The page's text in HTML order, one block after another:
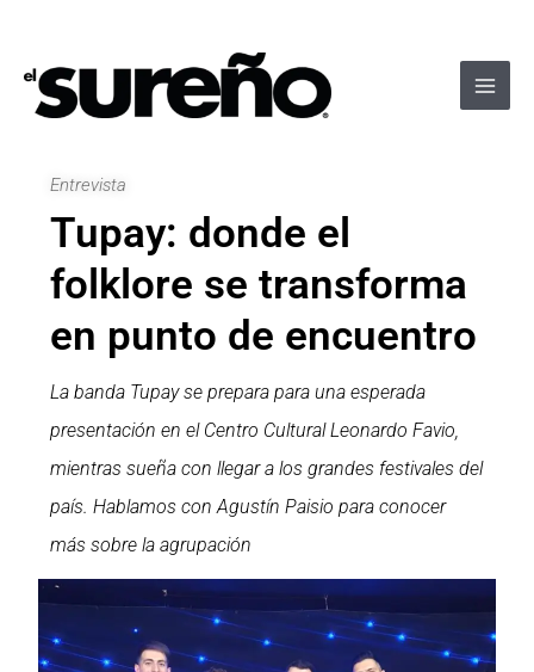
contenido
Entrevista
Tupay: donde el
folklore se transforma
en punto de encuentro
La banda Tupay se prepara para una esperada
presentación en el Centro Cultural Leonardo Favio,
mientras sueña con llegar a los grandes festivales del
país. Hablamos con Agustín Paisio para conocer
más sobre la agrupación
entradas